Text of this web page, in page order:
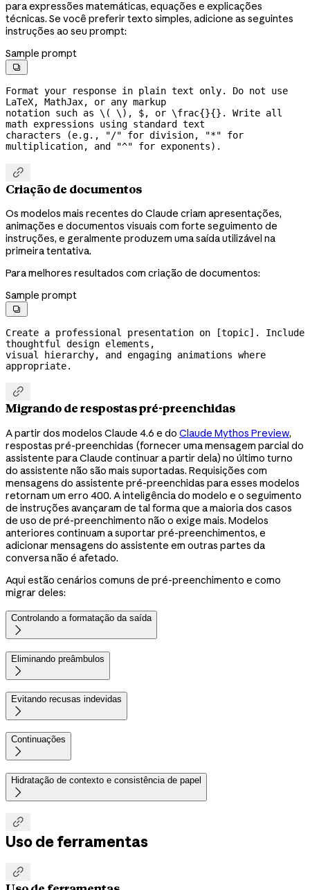
para expressões matemáticas, equações e explicações
técnicas. Se você preferir texto simples, adicione as seguintes
instruções ao seu prompt:
Sample prompt

Format your response in plain text only. Do not use
LaTeX, MathJax, or any markup
notation such as \( \), $, or \frac{}{}. Write all
math expressions using standard text
characters (e.g., "/" for division, "*" for
multiplication, and "^" for exponents).

Criação de documentos
Os modelos mais recentes do Claude criam apresentações,
animações e documentos visuais com forte seguimento de
instruções, e geralmente produzem uma saída utilizável na
primeira tentativa.
Para melhores resultados com criação de documentos:
Sample prompt

Create a professional presentation on [topic]. Include
thoughtful design elements,
visual hierarchy, and engaging animations where
appropriate.

Migrando de respostas pré-preenchidas
A partir dos modelos Claude 4.6 e do Claude Mythos Preview,
respostas pré-preenchidas (fornecer uma mensagem parcial do
assistente para Claude continuar a partir dela) no último turno
do assistente não são mais suportadas. Requisições com
mensagens do assistente pré-preenchidas para esses modelos
retornam um erro 400. A inteligência do modelo e o seguimento
de instruções avançaram de tal forma que a maioria dos casos
de uso de pré-preenchimento não o exige mais. Modelos
anteriores continuam a suportar pré-preenchimentos, e
adicionar mensagens do assistente em outras partes da
conversa não é afetado.
Aqui estão cenários comuns de pré-preenchimento e como
migrar deles:
Controlando a formatação da saída

Eliminando preâmbulos

Evitando recusas indevidas

Continuações

Hidratação de contexto e consistência de papel


Uso de ferramentas
